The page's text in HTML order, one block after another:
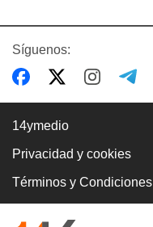
Síguenos:
14ymedio
Privacidad y cookies
Términos y Condiciones